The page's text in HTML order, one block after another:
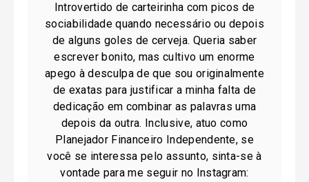
Introvertido de carteirinha com picos de
sociabilidade quando necessário ou depois
de alguns goles de cerveja. Queria saber
escrever bonito, mas cultivo um enorme
apego à desculpa de que sou originalmente
de exatas para justificar a minha falta de
dedicação em combinar as palavras uma
depois da outra. Inclusive, atuo como
Planejador Financeiro Independente, se
você se interessa pelo assunto, sinta-se à
vontade para me seguir no Instagram: